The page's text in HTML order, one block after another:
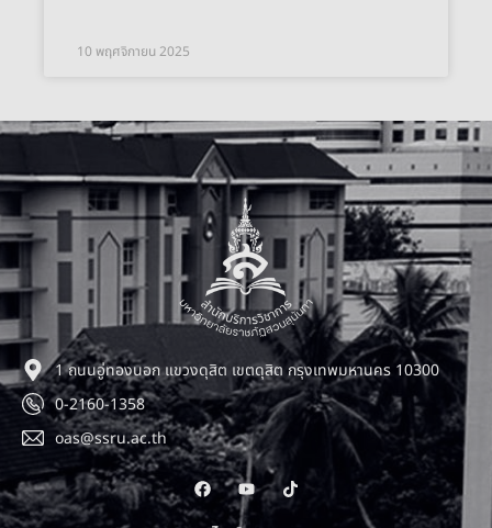
10 พฤศจิกายน 2025
1 ถนนอู่ทองนอก แขวงดุสิต เขตดุสิต กรุงเทพมหานคร 10300
0-2160-1358
oas@ssru.ac.th